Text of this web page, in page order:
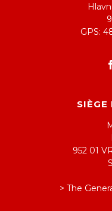
GPS:
SIÈGE
952 01
> The